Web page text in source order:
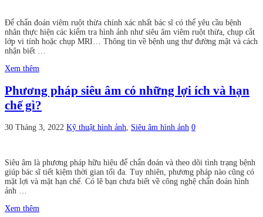
Để chẩn đoán viêm ruột thừa chính xác nhất bác sĩ có thể yêu cầu bệnh
nhân thực hiện các kiểm tra hình ảnh như siêu âm viêm ruột thừa, chụp cắt
lớp vi tính hoặc chụp MRI… Thông tin về bệnh ung thư đường mật và cách
nhận biết …
Xem thêm
Phương pháp siêu âm có những lợi ích và hạn
chế gì?
30 Tháng 3, 2022 Kỹ thuật hình ảnh, Siêu âm hình ảnh 0
Siêu âm là phương pháp hữu hiệu để chẩn đoán và theo dõi tình trạng bệnh
giúp bác sĩ tiết kiệm thời gian tối đa. Tuy nhiên, phương pháp nào cũng có
mặt lợi và mặt hạn chế. Có lẽ bạn chưa biết về công nghệ chẩn đoán hình
ảnh …
Xem thêm